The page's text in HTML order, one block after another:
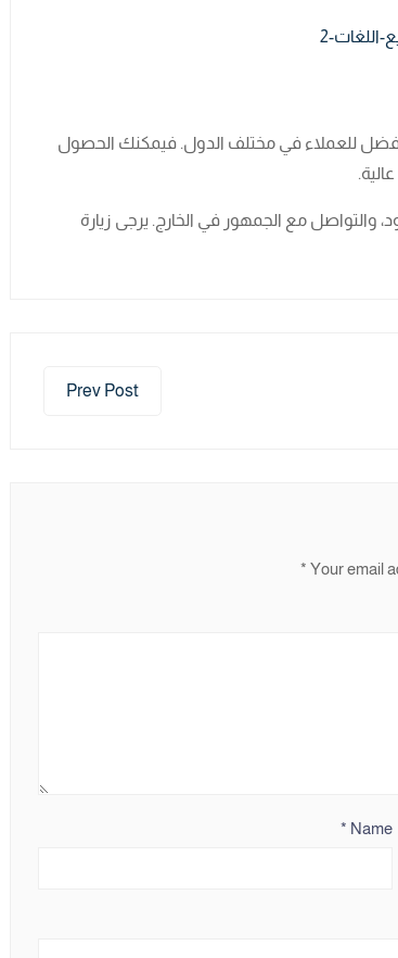
أفضل للعملاء في مختلف الدول. فيمكنك الحصول
والتواصل مع الجمهور في الخارج. يرجى زيارة
Prev Post
Your email
*
Name
*